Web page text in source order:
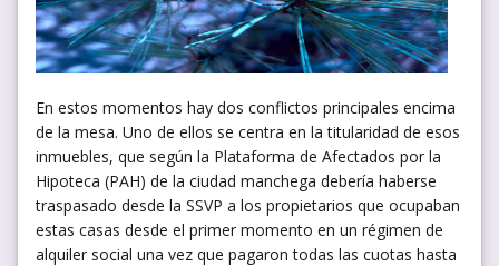
En estos momentos hay dos conflictos principales encima
de la mesa. Uno de ellos se centra en la titularidad de esos
inmuebles, que según la Plataforma de Afectados por la
Hipoteca (PAH) de la ciudad manchega debería haberse
traspasado desde la SSVP a los propietarios que ocupaban
estas casas desde el primer momento en un régimen de
alquiler social una vez que pagaron todas las cuotas hasta